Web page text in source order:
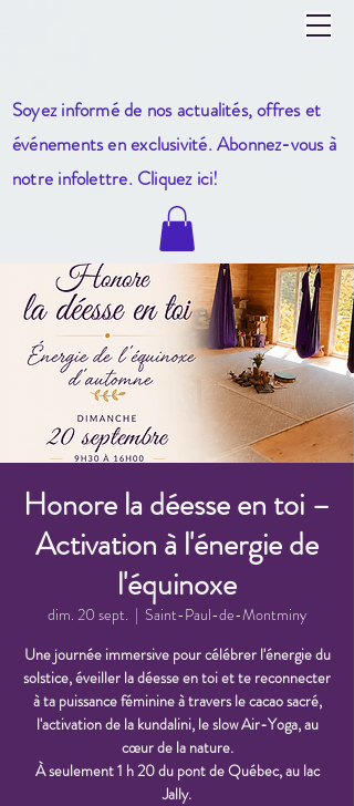
Soyez informé de nos actualités, offres et
événements en exclusivité. Abonnez-vous à
notre infolettre. Cliquez ici!
Honore la déesse en toi –
Activation à l'énergie de
l'équinoxe
dim. 20 sept.
  |
Saint-Paul-de-Montminy
Une journée immersive pour célébrer l'énergie du
solstice, éveiller la déesse en toi et te reconnecter
à ta puissance féminine à travers le cacao sacré,
l'activation de la kundalini, le slow Air-Yoga, au
cœur de la nature.
À seulement 1 h 20 du pont de Québec, au lac
Jally.